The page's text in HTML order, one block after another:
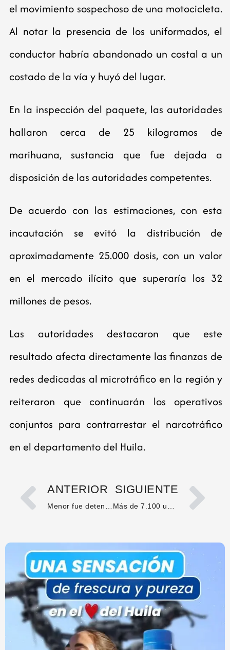
el movimiento sospechoso de una motocicleta.
Al notar la presencia de los uniformados, el
conductor habría abandonado un costal a un
costado de la vía y huyó del lugar.
En la inspección del paquete, las autoridades
hallaron cerca de 25 kilogramos de
marihuana, sustancia que fue dejada a
disposición de las autoridades competentes.
De acuerdo con las estimaciones, con esta
incautación se evitó la distribución de
aproximadamente 25.000 dosis, con un valor
en el mercado ilícito que superaría los 32
millones de pesos.
Las autoridades destacaron que este
resultado afecta directamente las finanzas de
redes dedicadas al microtráfico en la región y
reiteraron que continuarán los operativos
conjuntos para contrarrestar el narcotráfico
en el departamento del Huila.
ANTERIOR SIGUIENTE